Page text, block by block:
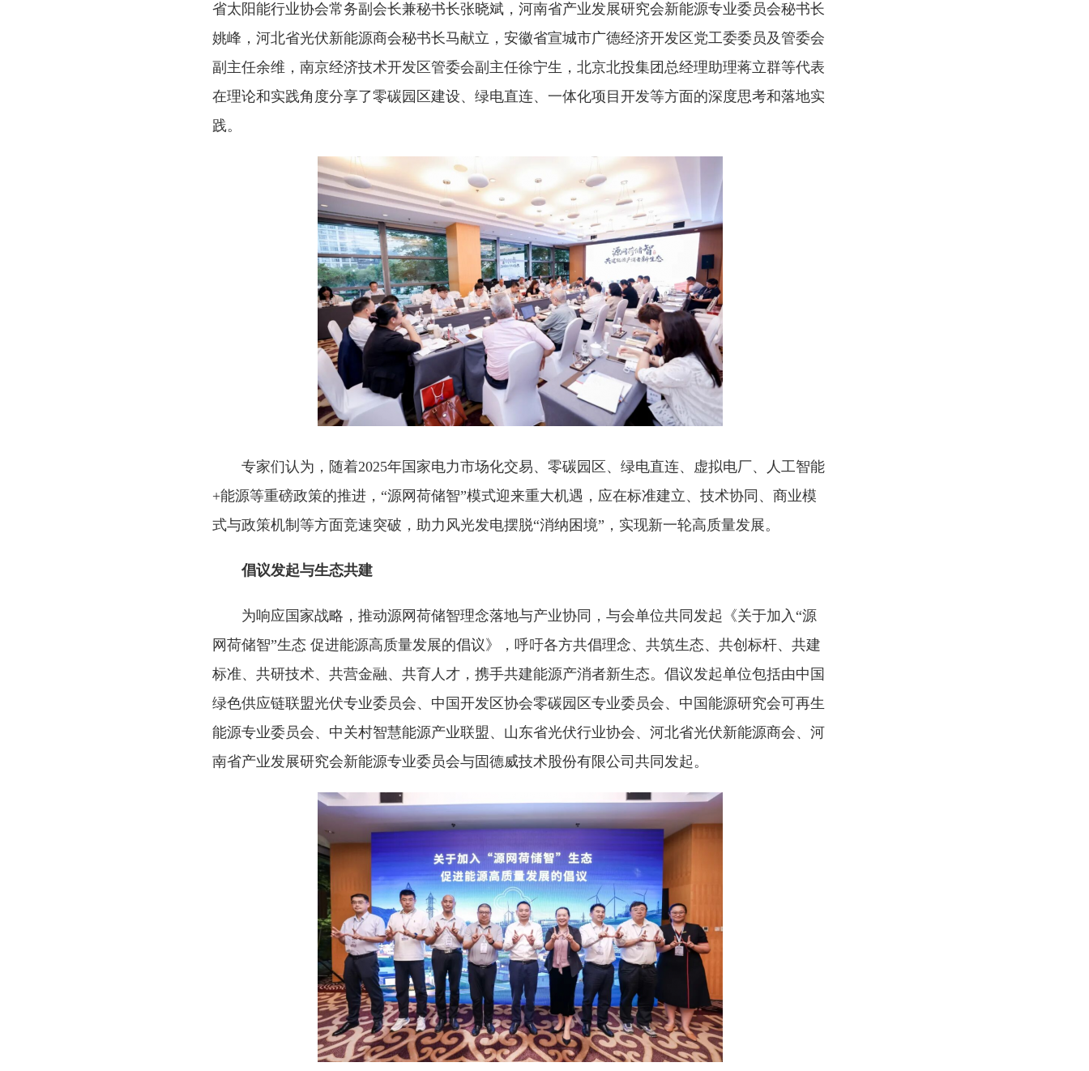
省太阳能行业协会常务副会长兼秘书长张晓斌，河南省产业发展研究会新能源专业委员会秘书长
姚峰，河北省光伏新能源商会秘书长马献立，安徽省宣城市广德经济开发区党工委委员及管委会
副主任余维，南京经济技术开发区管委会副主任徐宁生，北京北投集团总经理助理蒋立群等代表
在理论和实践角度分享了零碳园区建设、绿电直连、一体化项目开发等方面的深度思考和落地实
践。
专家们认为，随着2025年国家电力市场化交易、零碳园区、绿电直连、虚拟电厂、人工智能
+能源等重磅政策的推进，“源网荷储智”模式迎来重大机遇，应在标准建立、技术协同、商业模
式与政策机制等方面竞速突破，助力风光发电摆脱“消纳困境”，实现新一轮高质量发展。
倡议发起与生态共建
为响应国家战略，推动源网荷储智理念落地与产业协同，与会单位共同发起《关于加入“源
网荷储智”生态 促进能源高质量发展的倡议》，呼吁各方共倡理念、共筑生态、共创标杆、共建
标准、共研技术、共营金融、共育人才，携手共建能源产消者新生态。倡议发起单位包括由中国
绿色供应链联盟光伏专业委员会、中国开发区协会零碳园区专业委员会、中国能源研究会可再生
能源专业委员会、中关村智慧能源产业联盟、山东省光伏行业协会、河北省光伏新能源商会、河
南省产业发展研究会新能源专业委员会与固德威技术股份有限公司共同发起。